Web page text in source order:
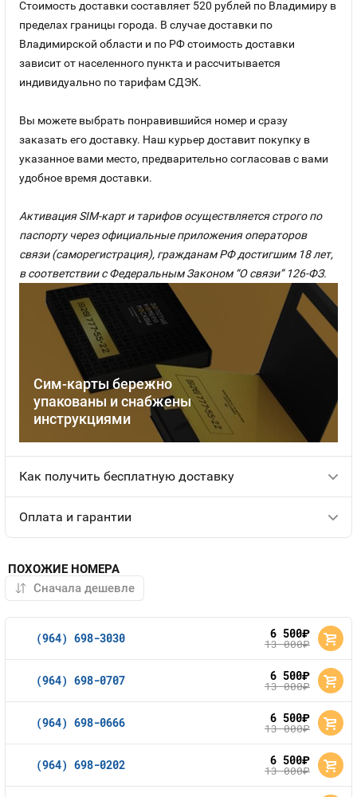
Сим-карты бережно
упакованы и снабжены
инструкциями
Стоимость доставки составляет 520 рублей по Владимиру в
пределах границы города. В случае доставки по
Владимирской области и по РФ стоимость доставки
зависит от населенного пункта и рассчитывается
индивидуально по тарифам СДЭК.
Вы можете выбрать понравившийся номер и сразу
заказать его доставку. Наш курьер доставит покупку в
указанное вами место, предварительно согласовав с вами
удобное время доставки.
Активация SIM-карт и тарифов осуществляется строго по
паспорту через официальные приложения операторов
связи (саморегистрация), гражданам РФ достигшим 18 лет,
в соответствии с Федеральным Законом “О связи” 126-ФЗ.
Как получить бесплатную доставку
Оплата и гарантии
ПОХОЖИЕ НОМЕРА
(964) 698-3030 6 500руб.
13 000руб.
(964) 698-0707 6 500руб.
13 000руб.
(964) 698-0666 6 500руб.
13 000руб.
(964) 698-0202 6 500руб.
13 000руб.